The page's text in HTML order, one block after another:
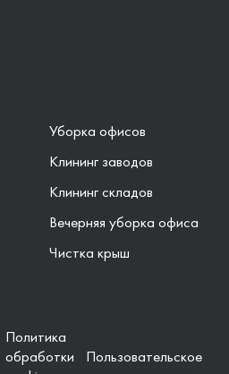
Уборка офисов
Клининг заводов
Клининг складов
Вечерняя уборка офиса
Чистка крыш
Политика
обработки
Пользовательское